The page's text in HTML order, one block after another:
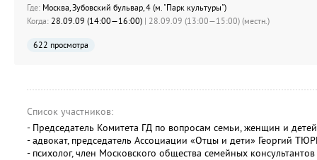
Где: Москва, Зубовский бульвар, 4 (м. "Парк культуры")
Когда: 28.09.09 (14:00—16:00) | 28.09.09 (13:00—15:00) (местн.)
622 просмотра
Список участников:
- Председатель Комитета ГД по вопросам семьи, женщин и
- адвокат, председатель Ассоциации «Отцы и дети» Георгий
- психолог, член Московского общества семейных